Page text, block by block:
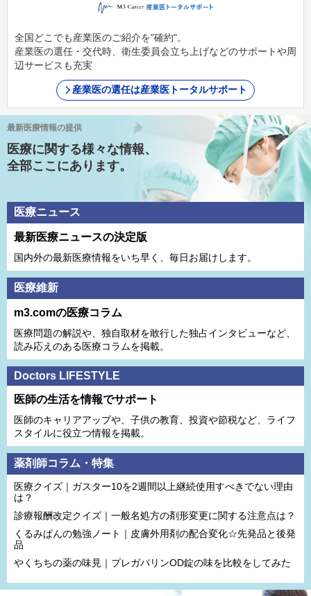
全国どこでも産業医のご紹介を"確約"。
産業医の選任・交代時、衛生委員会立ち上げなどのサポートや周
辺サービスも充実
産業医の選任は産業医トータルサポート
最新医療情報の提供
医療に関する様々な情報、
全部ここにあります。
医療ニュース
最新医療ニュースの決定版
国内外の最新医療情報をいち早く、毎日お届けします。
医療維新
m3.comの医療コラム
医療問題の解説や、独⾃取材を敢⾏した独占インタビューなど、
読み応えのある医療コラムを掲載。
Doctors LIFESTYLE
医師の生活を情報でサポート
医師のキャリアアップや、子供の教育、投資や節税など、ライフ
スタイルに役立つ情報を掲載。
薬剤師コラム・特集
医療クイズ｜ガスター10を2週間以上継続使用すべきでない理由
は？
診療報酬改定クイズ｜一般名処方の剤形変更に関する注意点は？
くるみぱんの勉強ノート｜皮膚外用剤の配合変化☆先発品と後発
品
やくちちの薬の味見｜プレガバリンOD錠の味を比較をしてみた